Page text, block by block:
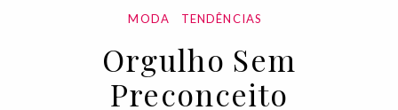
MODA TENDÊNCIAS
Orgulho Sem
Preconceito